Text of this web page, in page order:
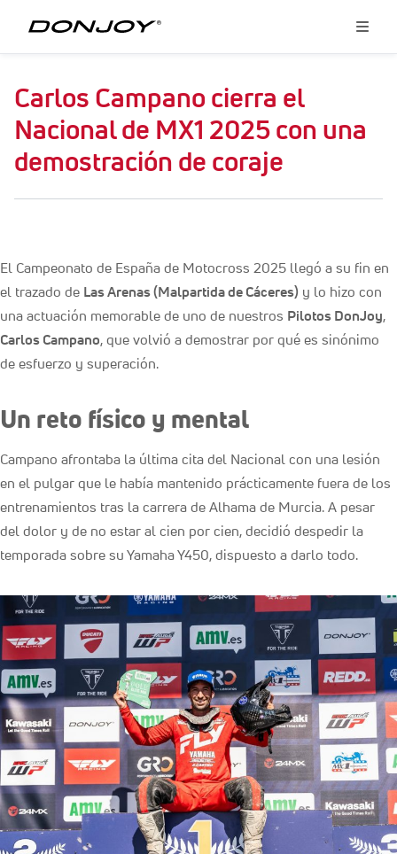
Carlos Campano cierra el
Nacional de MX1 2025 con una
demostración de coraje
El Campeonato de España de Motocross 2025 llegó a su fin en
el trazado de Las Arenas (Malpartida de Cáceres) y lo hizo con
una actuación memorable de uno de nuestros Pilotos DonJoy,
Carlos Campano, que volvió a demostrar por qué es sinónimo
de esfuerzo y superación.
Un reto físico y mental
Campano afrontaba la última cita del Nacional con una lesión
en el pulgar que le había mantenido prácticamente fuera de los
entrenamientos tras la carrera de Alhama de Murcia. A pesar
del dolor y de no estar al cien por cien, decidió despedir la
temporada sobre su Yamaha Y450, dispuesto a darlo todo.